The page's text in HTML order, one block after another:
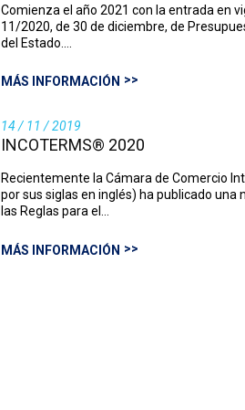
Comienza el año 2021 con la entrada en
11/2020, de 30 de diciembre, de
del Estado.…
MÁS INFORMACIÓN
14 / 11 / 2019
INCOTERMS® 2020
Recientemente la Cámara de Comercio
por sus siglas en inglés) ha publicado una
las Reglas para el…
MÁS INFORMACIÓN